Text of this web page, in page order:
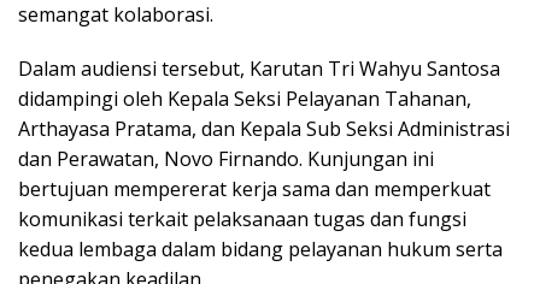
semangat kolaborasi.
Dalam audiensi tersebut, Karutan Tri Wahyu Santosa
didampingi oleh Kepala Seksi Pelayanan Tahanan,
Arthayasa Pratama, dan Kepala Sub Seksi Administrasi
dan Perawatan, Novo Firnando. Kunjungan ini
bertujuan mempererat kerja sama dan memperkuat
komunikasi terkait pelaksanaan tugas dan fungsi
kedua lembaga dalam bidang pelayanan hukum serta